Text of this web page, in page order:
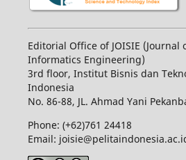
Editorial Office of JOISIE
Informatics Engineering)
3rd floor, Institut Bisnis dan
Indonesia
No. 86-88, JL. Ahmad Yani
Phone: (+62)761 24418
Email: